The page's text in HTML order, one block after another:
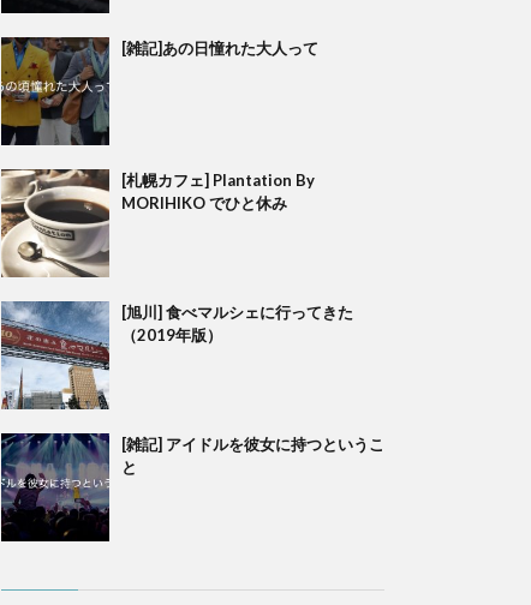
[雑記]あの日憧れた大人って
[札幌カフェ] Plantation By
MORIHIKO でひと休み
[旭川] 食べマルシェに行ってきた
（2019年版）
[雑記] アイドルを彼女に持つというこ
と